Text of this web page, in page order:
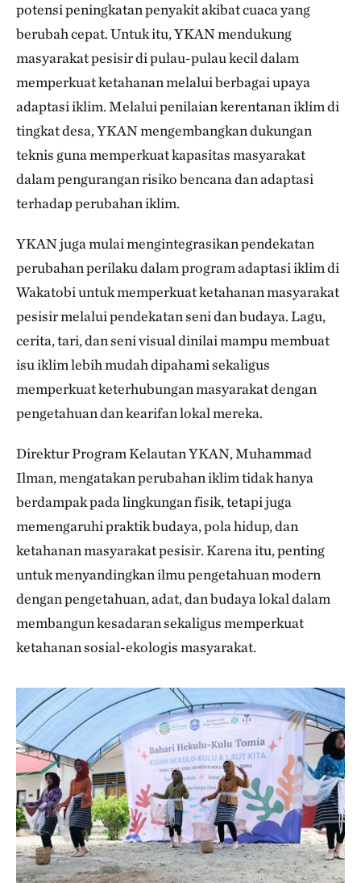
potensi peningkatan penyakit akibat cuaca yang
berubah cepat. Untuk itu, YKAN mendukung
masyarakat pesisir di pulau-pulau kecil dalam
memperkuat ketahanan melalui berbagai upaya
adaptasi iklim. Melalui penilaian kerentanan iklim di
tingkat desa, YKAN mengembangkan dukungan
teknis guna memperkuat kapasitas masyarakat
dalam pengurangan risiko bencana dan adaptasi
terhadap perubahan iklim.
YKAN juga mulai mengintegrasikan pendekatan
perubahan perilaku dalam program adaptasi iklim di
Wakatobi untuk memperkuat ketahanan masyarakat
pesisir melalui pendekatan seni dan budaya. Lagu,
cerita, tari, dan seni visual dinilai mampu membuat
isu iklim lebih mudah dipahami sekaligus
memperkuat keterhubungan masyarakat dengan
pengetahuan dan kearifan lokal mereka.
Direktur Program Kelautan YKAN, Muhammad
Ilman, mengatakan perubahan iklim tidak hanya
berdampak pada lingkungan fisik, tetapi juga
memengaruhi praktik budaya, pola hidup, dan
ketahanan masyarakat pesisir. Karena itu, penting
untuk menyandingkan ilmu pengetahuan modern
dengan pengetahuan, adat, dan budaya lokal dalam
membangun kesadaran sekaligus memperkuat
ketahanan sosial-ekologis masyarakat.